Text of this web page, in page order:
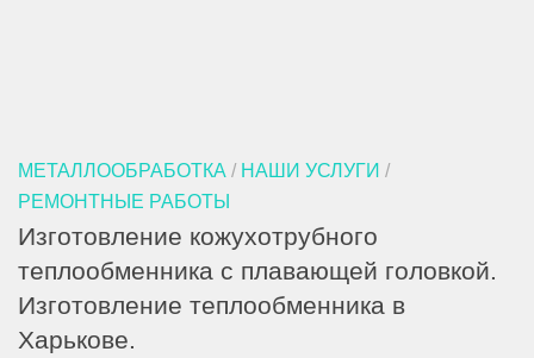
МЕТАЛЛООБРАБОТКА / НАШИ УСЛУГИ /
РЕМОНТНЫЕ РАБОТЫ
Изготовление кожухотрубного
теплообменника с плавающей головкой.
Изготовление теплообменника в
Харькове.